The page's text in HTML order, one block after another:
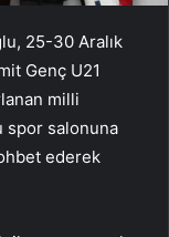
25-30 Aralık
Genç U21
milli
spor salonuna
ederek